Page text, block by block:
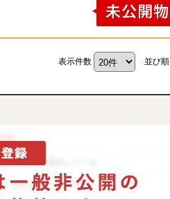
表示件数 並び順